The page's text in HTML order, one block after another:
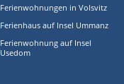
Ferienwohnungen in Volsvitz
Ferienhaus auf Insel Ummanz
Ferienwohnung auf Insel
Usedom